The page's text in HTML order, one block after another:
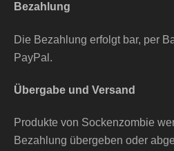
Bezahlung
Die Bezahlung erfolgt bar, per
PayPal.
Übergabe und Versand
Produkte von Sockenzombie
Bezahlung übergeben oder